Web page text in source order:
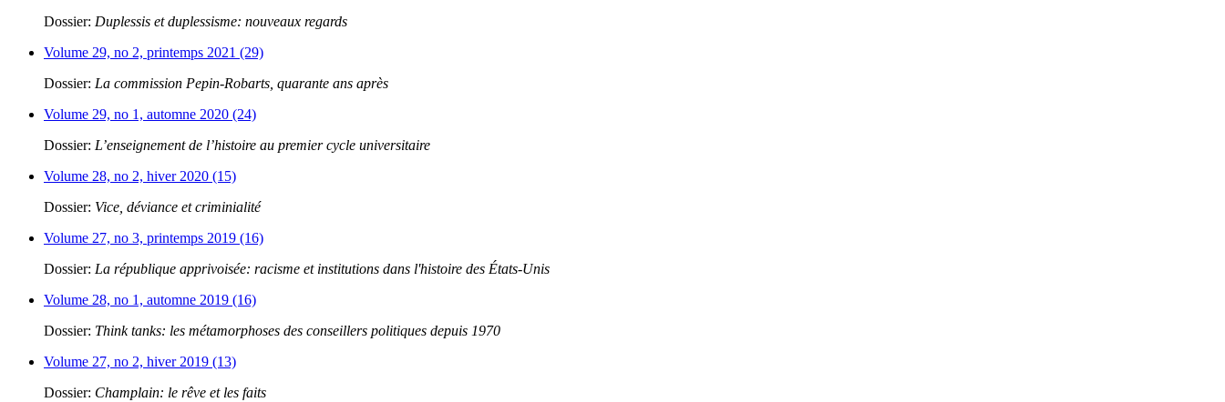
Dossier: Duplessis et duplessisme: nouveaux regards
Volume 29, no 2, printemps 2021 (29)
Dossier: La commission Pepin-Robarts, quarante ans après
Volume 29, no 1, automne 2020 (24)
Dossier: L’enseignement de l’histoire au premier cycle universitaire
Volume 28, no 2, hiver 2020 (15)
Dossier: Vice, déviance et criminialité
Volume 27, no 3, printemps 2019 (16)
Dossier: La république apprivoisée: racisme et institutions dans l'histoire des États-Unis
Volume 28, no 1, automne 2019 (16)
Dossier: Think tanks: les métamorphoses des conseillers politiques depuis 1970
Volume 27, no 2, hiver 2019 (13)
Dossier: Champlain: le rêve et les faits